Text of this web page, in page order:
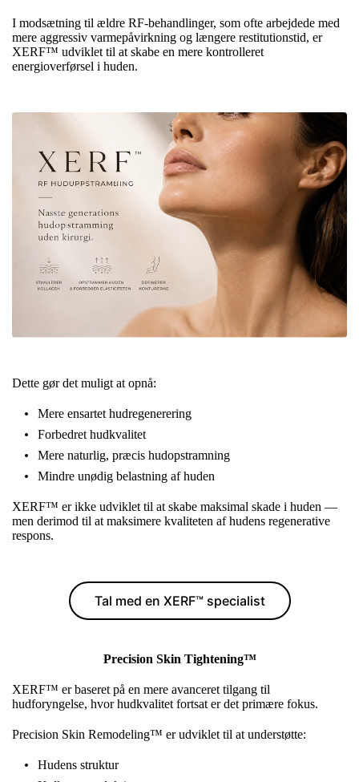
I modsætning til ældre RF-behandlinger, som ofte arbejdede med
mere aggressiv varmepåvirkning og længere restitutionstid, er
XERF™ udviklet til at skabe en mere kontrolleret
energioverførsel i huden.
Dette gør det muligt at opnå:
Mere ensartet hudregenerering
Forbedret hudkvalitet
Mere naturlig, præcis hudopstramning
Mindre unødig belastning af huden
XERF™ er ikke udviklet til at skabe maksimal skade i huden —
men derimod til at maksimere kvaliteten af hudens regenerative
respons.
Tal med en XERF™ specialist
Precision Skin Tightening™
XERF™ er baseret på en mere avanceret tilgang til
hudforyngelse, hvor hudkvalitet fortsat er det primære fokus.
Precision Skin Remodeling™ er udviklet til at understøtte:
Hudens struktur